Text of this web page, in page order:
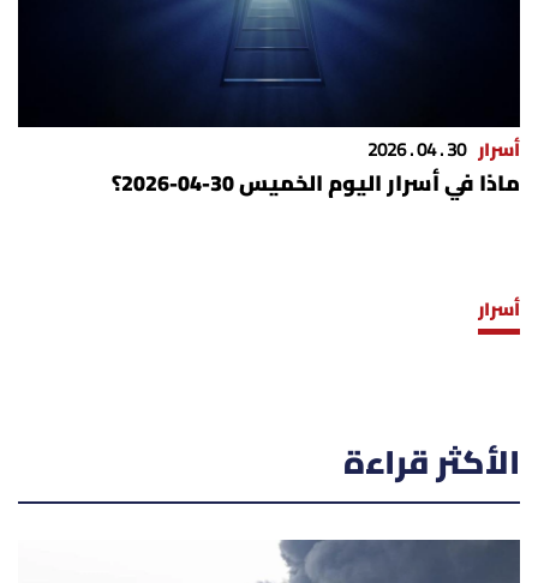
أسرار 30 . 04 . 2026
ماذا في أسرار اليوم الخميس 30-04-2026؟
أسرار
الأكثر قراءة